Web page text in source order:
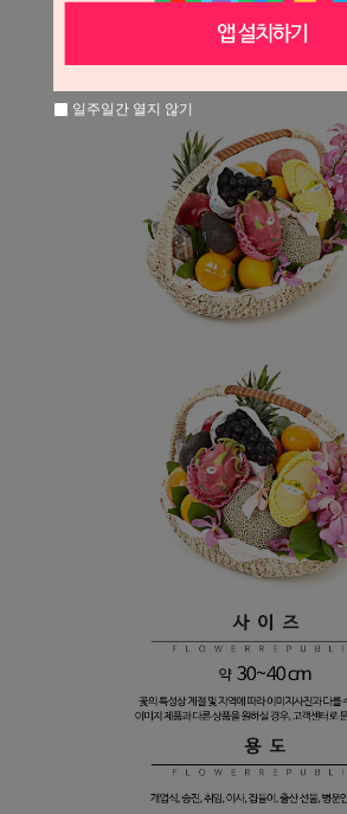
일주일간 열지 않기